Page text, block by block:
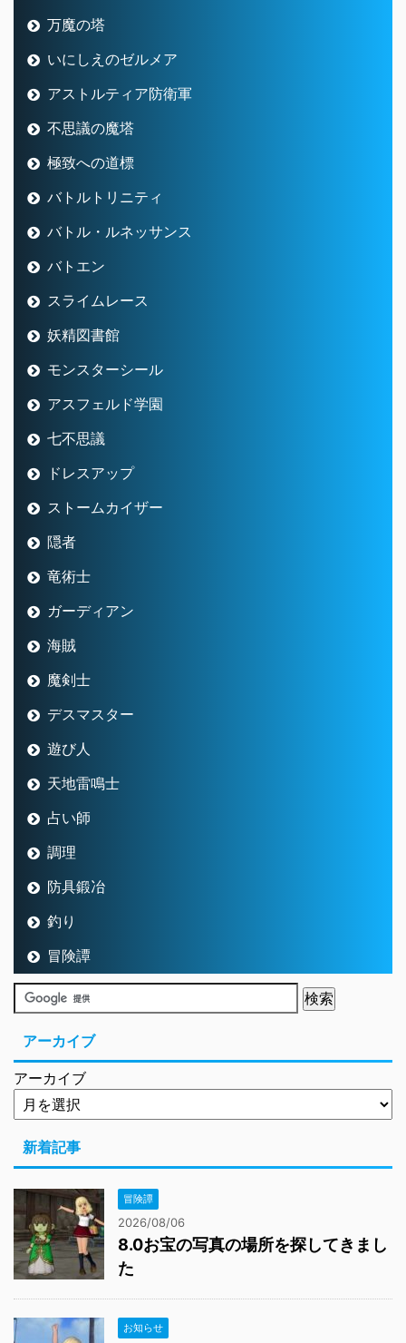
万魔の塔
いにしえのゼルメア
アストルティア防衛軍
不思議の魔塔
極致への道標
バトルトリニティ
バトル・ルネッサンス
バトエン
スライムレース
妖精図書館
モンスターシール
アスフェルド学園
七不思議
ドレスアップ
ストームカイザー
隠者
竜術士
ガーディアン
海賊
魔剣士
デスマスター
遊び人
天地雷鳴士
占い師
調理
防具鍛冶
釣り
冒険譚
アーカイブ
アーカイブ
新着記事
冒険譚
2026/08/06
8.0お宝の写真の場所を探してきまし
た
お知らせ